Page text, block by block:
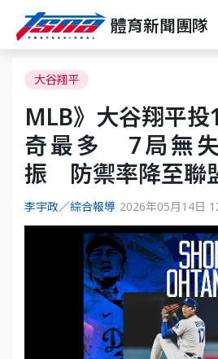
體育新聞團隊
大谷翔平
MLB》大谷翔平
奇最多 7局無
振 防禦率降至聯
李宇政／綜合報導 2026年05月14日